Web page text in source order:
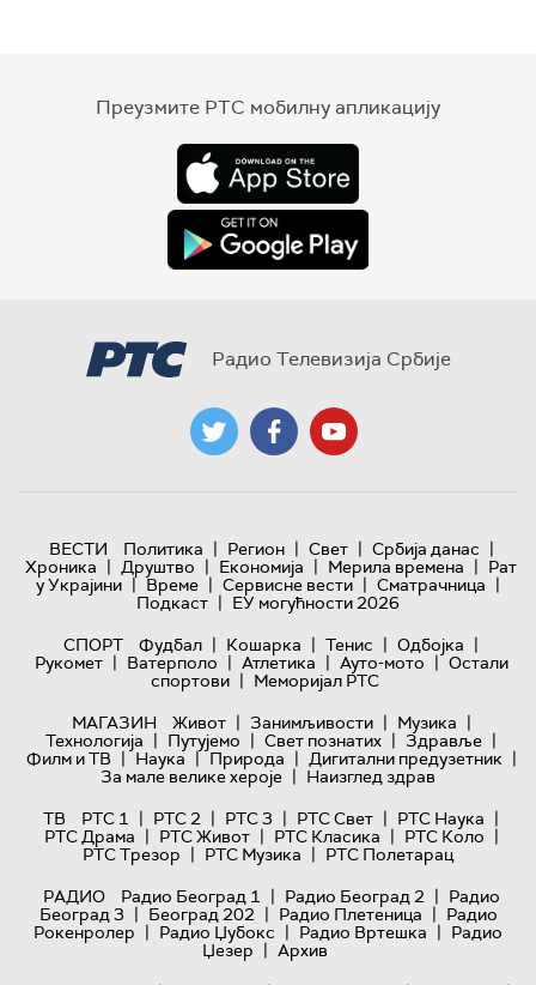
Преузмите РТС мобилну апликацију
Радио Телевизија Србије
ВЕСТИ Политика | Регион | Свет | Србија данас |
Хроника | Друштво | Економија | Мерила времена | Рат
у Украјини | Време | Сервисне вести | Сматрачница |
Подкаст | ЕУ могућности 2026
СПОРТ
Фудбал | Кошарка | Тенис | Одбојка |
Рукомет | Ватерполо | Атлетика | Ауто-мото | Остали
спортови | Меморијал РТС
МАГАЗИН
Живот | Занимљивости | Музика |
Технологијa | Путујемо | Свет познатих | Здравље |
Филм и ТВ | Наука | Природа | Дигитални предузетник |
За мале велике хероје | Наизглед здрав
ТВ
РТС 1 | РТС 2 | РТС 3 | РТС Свет | РТС Наука |
РТС Драма | РТС Живот | РТС Класика | РТС Коло |
РТС Трезор | РТС Музика | РТС Полетарац
РАДИО
Радио Београд 1 | Радио Београд 2 | Радио
Београд 3 | Београд 202 | Радио Плетеница | Радио
Рокенролер | Радио Џубокс | Радио Вртешка | Радио
Џезер | Архив